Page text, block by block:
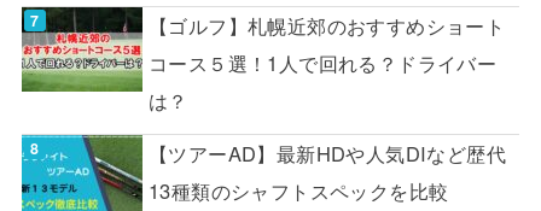
【ゴルフ】札幌近郊のおすすめショート
コース５選！1人で回れる？ドライバー
は？
【ツアーAD】最新HDや人気DIなど歴代
13種類のシャフトスペックを比較